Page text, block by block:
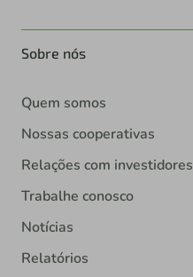
Sobre nós
Quem somos
Nossas cooperativas
Relações com investidores
Trabalhe conosco
Notícias
Relatórios